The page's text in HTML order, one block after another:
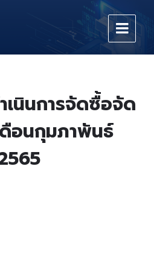
เนินการจัดซื้อจัด
อนกุมภาพันธ์